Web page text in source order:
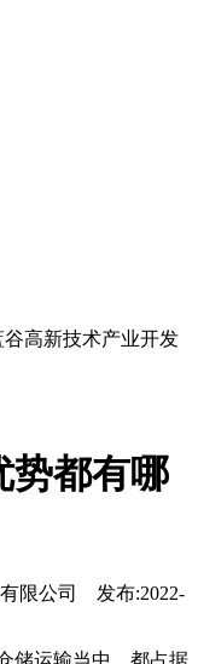
高新技术产业开发
势都有哪
限公司 发布:2022-
储运输当中，都占据